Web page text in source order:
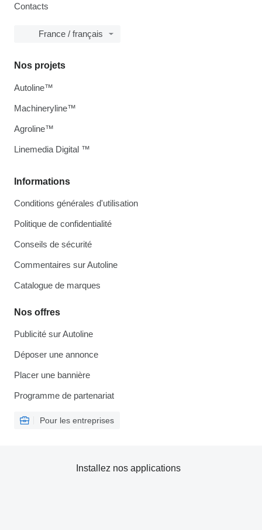
Contacts
France / français
Informations
Conditions générales d'utilisation
Politique de confidentialité
Conseils de sécurité
Commentaires sur Autoline
Catalogue de marques
Nos offres
Publicité sur Autoline
Déposer une annonce
Placer une bannière
Programme de partenariat
Pour les entreprises
Nos projets
Autoline™
Machineryline™
Agroline™
Linemedia Digital ™
Installez nos applications